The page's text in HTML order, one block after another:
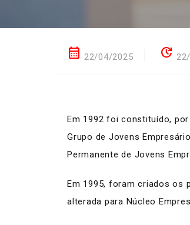
calendar_month 22/04/2025 update
Em 1992 foi constituído, por
Grupo de Jovens
Permanente de Jovens
Em 1995, foram criados os
alterada para Núcleo